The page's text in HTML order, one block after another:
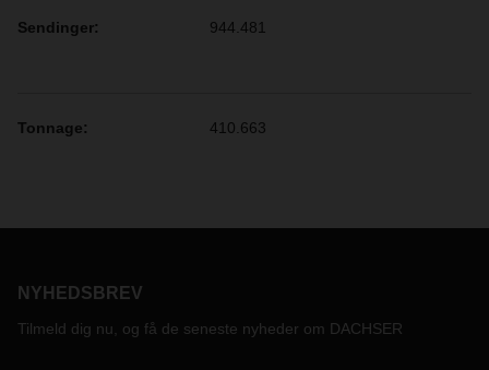
Sendinger: 944.481
Tonnage: 410.663
NYHEDSBREV
Tilmeld dig nu, og få de seneste nyheder om DACHSER